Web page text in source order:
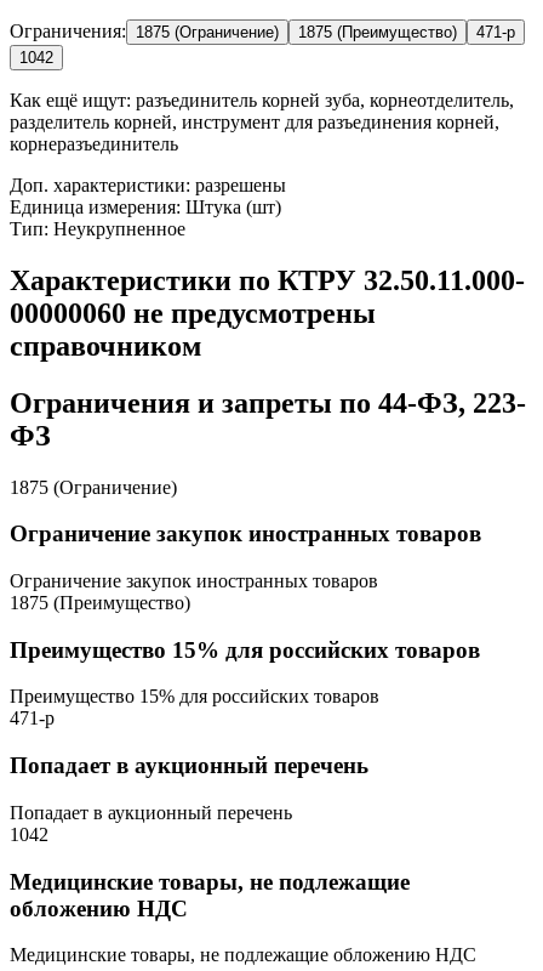
Ограничения: 1875 (Ограничение) 1875 (Преимущество)
471-р
1042
Как ещё ищут: разъединитель корней зуба, корнеотделитель,
разделитель корней, инструмент для разъединения корней,
корнеразъединитель
Доп. характеристики: разрешены
Единица измерения: Штука (шт)
Тип: Неукрупненное
Характеристики по КТРУ 32.50.11.000-
00000060 не предусмотрены
справочником
Ограничения и запреты по 44-ФЗ, 223-
ФЗ
1875 (Ограничение)
Ограничение закупок иностранных товаров
Ограничение закупок иностранных товаров
1875 (Преимущество)
Преимущество 15% для российских товаров
Преимущество 15% для российских товаров
471-р
Попадает в аукционный перечень
Попадает в аукционный перечень
1042
Медицинские товары, не подлежащие
обложению НДС
Медицинские товары, не подлежащие обложению НДС